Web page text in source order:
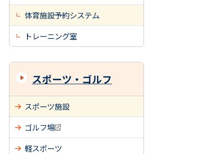
体育施設予約システム
トレーニング室
スポーツ・ゴルフ
スポーツ施設
ゴルフ場
軽スポーツ